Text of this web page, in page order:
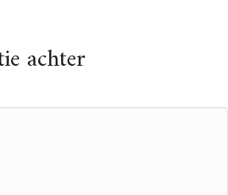
achter